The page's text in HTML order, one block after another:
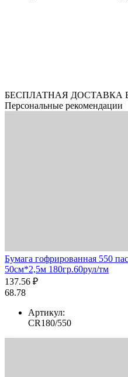
БЕСПЛАТНАЯ ДОСТАВКА
Персональные рекомендации
Бумага гофрированная 550
50см*2,5м 180гр.60рул/тм
137.56 ₽
68.78
Артикул:
CR180/550